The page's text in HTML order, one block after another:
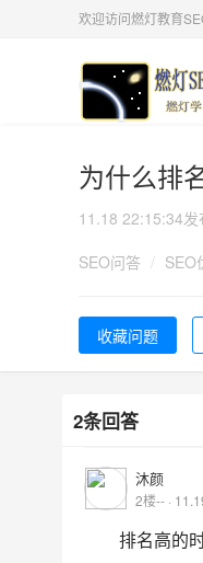
欢迎访问燃灯教育
为什么排
11.18 22:15:34发
SEO问答 / SEO
2条回答
沐颜
2楼-- ·
排名高的